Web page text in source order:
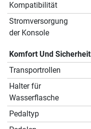
Kompatibilität
Stromversorgung
der Konsole
Komfort Und Sicherheit
Transportrollen
Halter für
Wasserflasche
Pedaltyp